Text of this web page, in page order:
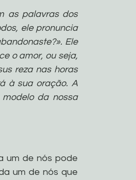
as palavras dos
ele pronuncia
Ele
o amor, ou seja,
reza nas horas
à sua oração. A
da nossa
um de nós pode
um de nós que